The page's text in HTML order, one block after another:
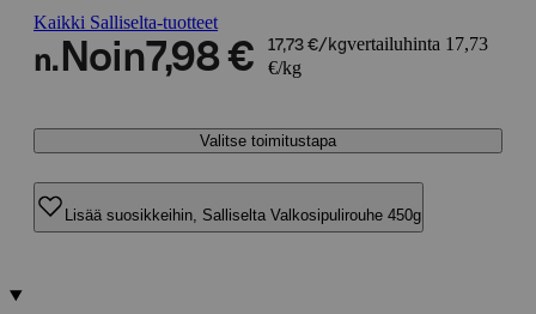
Kaikki Salliselta-tuotteet
n. Noin7,98 € 17,73 €/kgvertailuhinta 17,73
€/kg
Valitse toimitustapa
Lisää suosikkeihin, Salliselta Valkosipulirouhe 450g